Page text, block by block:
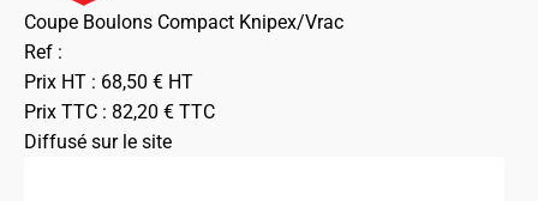
Coupe Boulons Compact Knipex/Vrac
Ref :
Prix HT : 68,50 € HT
Prix TTC : 82,20 € TTC
Diffusé sur le site